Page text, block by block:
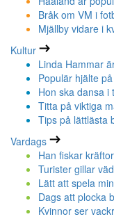
Bråk om VM i
Mjällby vidare i
Kultur
Linda Hammar
Populär hjälte
Hon ska dansa i
Titta på viktiga
Tips på lättlästa
Vardags
Han fiskar kräftor
Turister gillar
Lätt att spela
Dags att plocka
Kvinnor ser